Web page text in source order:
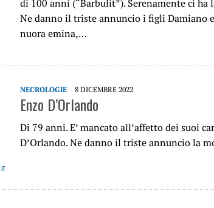
di 100 anni (“Barbulit”). Serenamente ci ha
Ne danno il triste annuncio i figli Damiano
nuora emina,…
NECROLOGIE 8 DICEMBRE 2022
Enzo D’Orlando
Di 79 anni. E’ mancato all’affetto dei suoi
D’Orlando. Ne danno il triste annuncio la